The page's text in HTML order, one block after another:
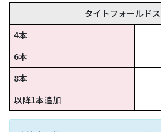
タイトフォールド
4本
6本
8本
以降1本追加